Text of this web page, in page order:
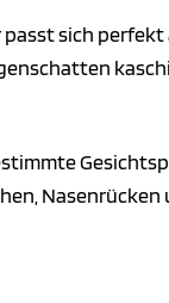
sich